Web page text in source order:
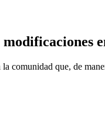
comunidad que, de